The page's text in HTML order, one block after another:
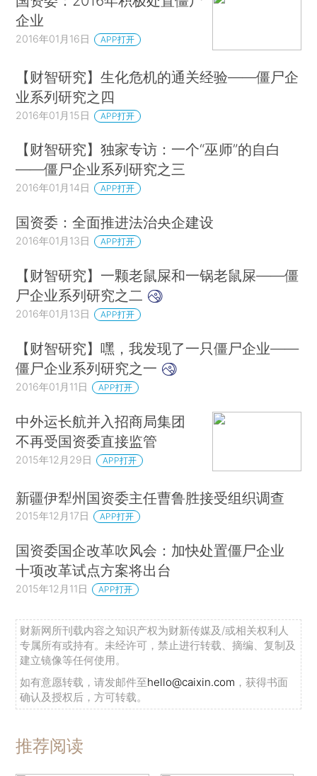
企业
2016年01月16日 APP打开
【财智研究】生化危机的通关经验——僵尸企
业系列研究之四
2016年01月15日 APP打开
【财智研究】独家专访：一个“巫师”的自白
——僵尸企业系列研究之三
2016年01月14日 APP打开
国资委：全面推进法治央企建设
2016年01月13日 APP打开
【财智研究】一颗老鼠屎和一锅老鼠屎——僵
尸企业系列研究之二
2016年01月13日 APP打开
【财智研究】嘿，我发现了一只僵尸企业——
僵尸企业系列研究之一
2016年01月11日 APP打开
中外运长航并入招商局集团
不再受国资委直接监管
2015年12月29日 APP打开
新疆伊犁州国资委主任曹鲁胜接受组织调查
2015年12月17日 APP打开
国资委国企改革吹风会：加快处置僵尸企业
十项改革试点方案将出台
2015年12月11日 APP打开
财新网所刊载内容之知识产权为财新传媒及/或相关权利人
专属所有或持有。未经许可，禁止进行转载、摘编、复制及
建立镜像等任何使用。
如有意愿转载，请发邮件至hello@caixin.com ，获得书面
确认及授权后，方可转载。
推荐阅读